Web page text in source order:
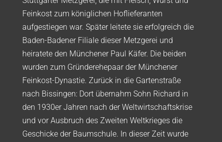
Feinkost zum königlichen Hoflieferanten
aufgestiegen war. Später leitete sie erfolgreich die
Baden-Badener Filiale dieser Metzgerei und
heiratete den Münchener Paul Käfer. Die beiden
wurden zum Gründerehepaar der Münchener
Feinkost-Dynastie. Zurück in die Gartenstraße
nach Bissingen: Dort übernahm Sohn Richard in
den 1930er Jahren nach der Weltwirtschaftskrise
und vor Ausbruch des Zweiten Weltkrieges die
Geschicke der Baumschule. In dieser Zeit wurde